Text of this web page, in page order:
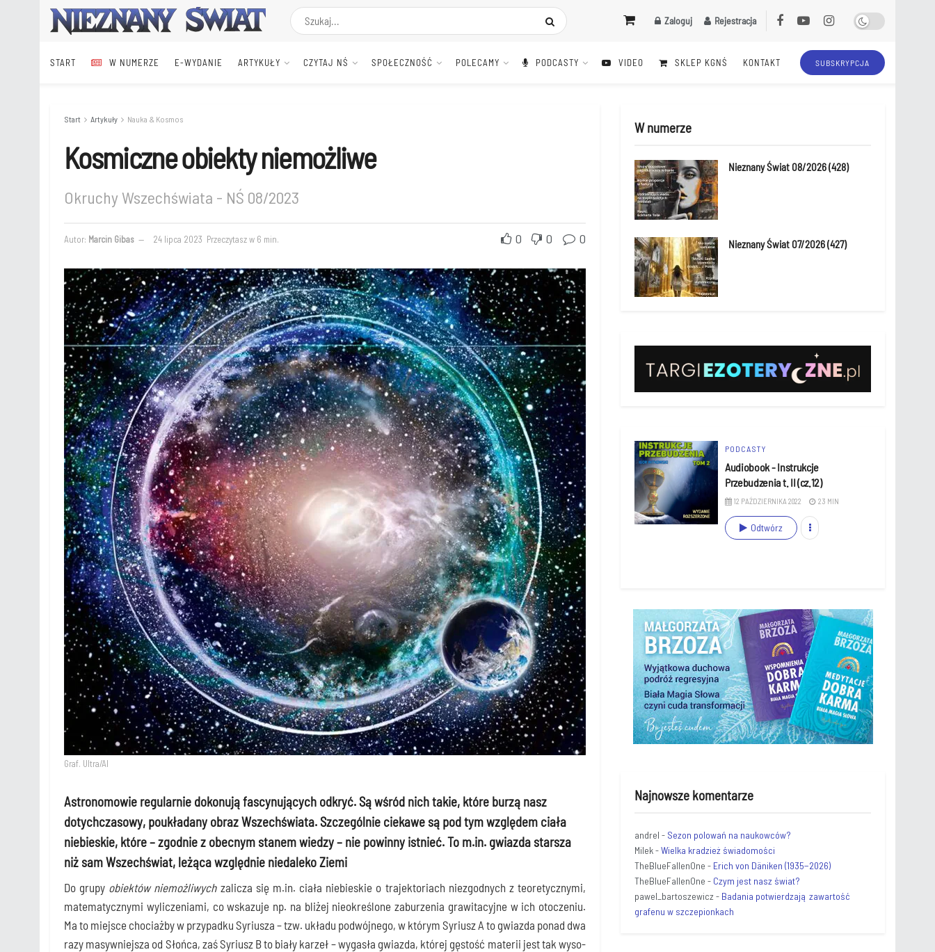
Zaloguj Rejestracja
START W NUMERZE E‑WYDANIE ARTYKUŁY CZYTAJ NŚ SPOŁECZNOŚĆ POLECAMY PODCASTY VIDEO SKLEP KGNŚ KONTAKT SUBSKRYPCJA
Start Artykuły Nauka & Kosmos
Kosmiczne obiekty niemożliwe
Okruchy Wszechświata - NŚ 08/2023
Autor: Marcin Gibas 24 lipca 2023 Przeczytasz w 6 min. 0 0 0
Graf. Ultra/AI
Astronomowie regularnie dokonują fascynujących odkryć. Są wśród nich takie, które burzą nasz
dotychczasowy, poukładany obraz Wszechświata. Szczególnie ciekawe są pod tym względem ciała
niebieskie, które – zgodnie z obecnym stanem wiedzy – nie powinny istnieć. To m.in. gwiazda starsza
niż sam Wszechświat, leżąca względnie niedaleko Ziemi
Do gru­py obiek­tów nie­moż­li­wychzali­cza się m.in. cia­ła nie­bie­skie o tra­jek­to­riach nie­zgod­nych z teo­re­tycz­ny­mi,
mate­ma­tycz­ny­mi wyli­cze­nia­mi, co wska­zu­je np. na bli­żej nie­okre­ślo­ne zabu­rze­nia gra­wi­ta­cyj­ne w ich oto­cze­niu.
Ma to miej­sce cho­ciaż­by w przy­pad­ku Syriu­sza – tzw. ukła­du podwój­ne­go, w któ­rym Syriusz A to gwiaz­da ponad dwa
razy masyw­niej­sza od Słoń­ca, zaś Syriusz B to bia­ły karzeł – wyga­sła gwiaz­da, któ­rej gęstość mate­rii jest tak wyso­
W numerze
Nieznany Świat 08/2026 (428)
Nieznany Świat 07/2026 (427)
PODCASTY
Audiobook - Instrukcje
Przebudzenia t. II (cz.12)
12 PAŹDZIERNIKA 2022 23 MIN
Odtwórz
Najnowsze komentarze
andrel - Sezon polowań na naukowców?
Milek-Wielka kradzież świadomości
TheBlueFallenOne - Erich von Däniken (1935−2026)
TheBlueFallenOne - Czym jest nasz świat?
pawel_bartoszewicz - Badania potwierdzają zawartość
grafenu w szczepionkach